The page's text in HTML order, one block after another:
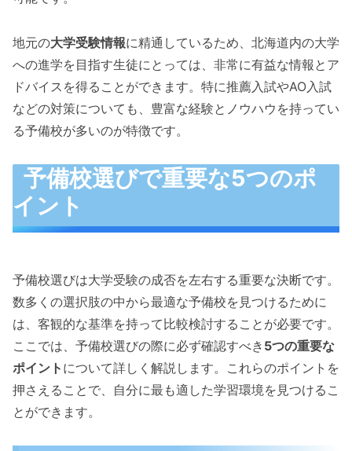
地元の大学受験情報に精通しているため、北海道内の大学
への進学を目指す生徒にとっては、非常に有益な情報とア
ドバイスを得ることができます。特に推薦入試やAO入試
などの対策についても、豊富な経験とノウハウを持ってい
る予備校が多いのが特徴です。
予備校選びで重要な5つのポ
イント
予備校選びは大学受験の成否を左右する重要な決断です。
数多くの選択肢の中から最適な予備校を見つけるために
は、客観的な基準を持って比較検討することが必要です。
ここでは、予備校選びの際に必ず確認すべき 5つの重要な
ポイント について詳しく解説します。これらのポイントを
押さえることで、自分に最も適した学習環境を見つけるこ
とができます。